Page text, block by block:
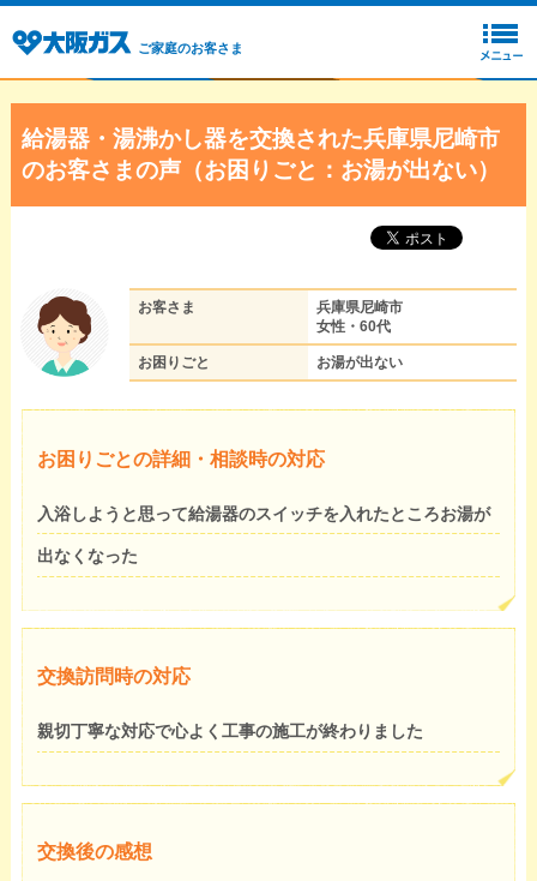
ご家庭のお客さま
給湯器・湯沸かし器を交換された兵庫県尼崎市
のお客さまの声（お困りごと：お湯が出ない）
お客さま
兵庫県尼崎市
女性・60代
お困りごと お湯が出ない
お困りごとの詳細・相談時の対応
入浴しようと思って給湯器のスイッチを入れたところお湯が
出なくなった
交換訪問時の対応
親切丁寧な対応で心よく工事の施工が終わりました
交換後の感想